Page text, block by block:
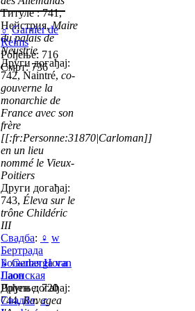
Титуле : 741,
Нейстрия,Maire
du palais de
Neustrie
Други догађај:
742, Naintré, co-
gouverne la
monarchie de
France avec son
frère
[[:fr:Personne:31870|Carloman]]
en un lieu
nommé le Vieux-
Poitiers
Други догађај:
743, Éleva sur le
trône Childéric
III
Свадба: ♀ w
Бертрада
Большая Нога
Лаонская
Други догађај:
744,Ravagea
♂ Garnier de
Reims
Рођење: 716
Смрт: 736
♀ Gerberga van
Laon
Рођење: 720
Свадба:♂